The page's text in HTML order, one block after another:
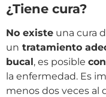
¿Tiene cura?
No existe una cura
un tratamiento
bucal, es posible
la enfermedad. Es
menos dos veces al